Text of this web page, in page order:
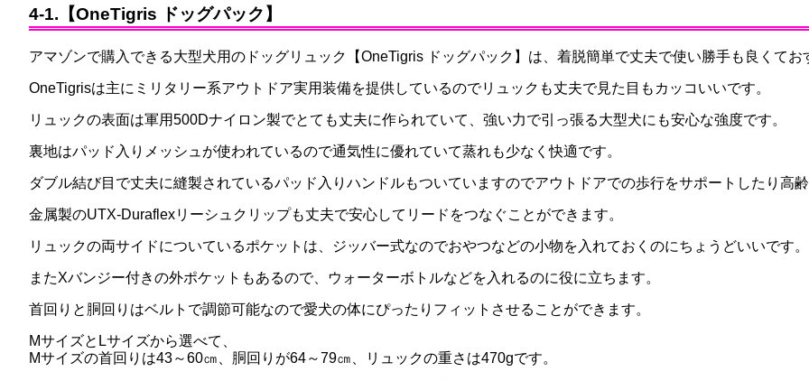
4-1.【OneTigris ドッグパック】
アマゾンで購入できる大型犬用のドッグリュック【OneTigris ドッグパック】は、着脱簡単で丈夫で使い勝手も良くてお
OneTigrisは主にミリタリー系アウトドア実用装備を提供しているのでリュックも丈夫で見た目もカッコいいです。
リュックの表面は軍用500Dナイロン製でとても丈夫に作られていて、強い力で引っ張る大型犬にも安心な強度です。
裏地はパッド入りメッシュが使われているので通気性に優れていて蒸れも少なく快適です。
ダブル結び目で丈夫に縫製されているパッド入りハンドルもついていますのでアウトドアでの歩行をサポートしたり高
金属製のUTX‐Duraflexリーシュクリップも丈夫で安心してリードをつなぐことができます。
リュックの両サイドについているポケットは、ジッバー式なのでおやつなどの小物を入れておくのにちょうどいいです。
またXバンジー付きの外ポケットもあるので、ウォーターボトルなどを入れるのに役に立ちます。
首回りと胴回りはベルトで調節可能なので愛犬の体にぴったりフィットさせることができます。
MサイズとLサイズから選べて、
Mサイズの首回りは43～60㎝、胴回りが64～79㎝、リュックの重さは470gです。